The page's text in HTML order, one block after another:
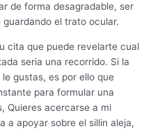
de forma desagradable, ser
el trato ocular.
cita que puede revelarte cual
seri­a una recorrido. Si la
gustas, es por ello que
para formular una
Quieres acercarse a mi
a apoyar sobre el silli­n aleja,